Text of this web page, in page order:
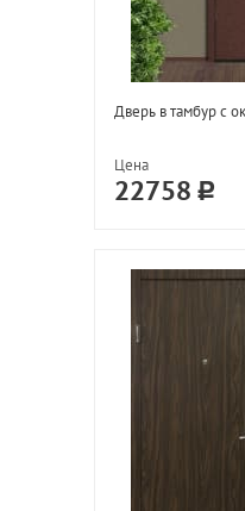
Дверь в тамбур с
Цена
22758